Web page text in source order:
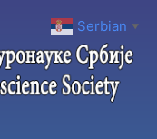
Serbian ▼